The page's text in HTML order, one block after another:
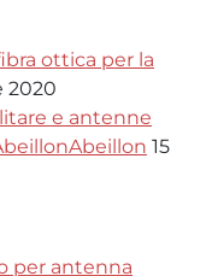
ottica per la
2020
e antenne
15
per antenna